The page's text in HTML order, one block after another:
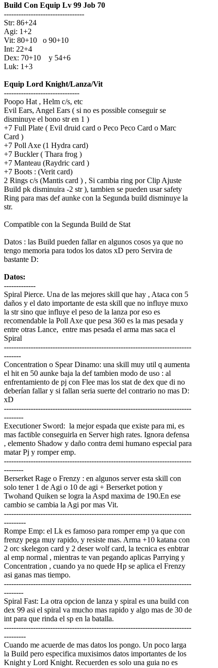
Build Con Equip Lv 99 Job 70
---------------------------------
Str: 86+24
Agi: 1+2
Vit: 80+10 o 90+10
Int: 22+4
Dex: 70+10 y 54+6
Luk: 1+3
Equip Lord Knight/Lanza/Vit
-------------------------------
Poopo Hat , Helm c/s, etc
Evil Ears, Angel Ears ( si no es possible conseguir se
disminuye el bono str en 1 )
+7 Full Plate ( Evil druid card o Peco Peco Card o Marc
Card )
+7 Poll Axe (1 Hydra card)
+7 Buckler ( Thara frog )
+7 Manteau (Raydric card )
+7 Boots : (Verit card)
2 Rings c/s (Mantis card ) , Si cambia ring por Clip Ajuste
Build pk disminuira -2 str ), tambien se pueden usar safety
Ring para mas def aunke con la Segunda build disminuye la
str.
Compatible con la Segunda Build de Stat
Datos : las Build pueden fallar en algunos cosos ya que no
tengo memoria para todos los datos xD pero Servira de
bastante D:
Datos:
-------------
Spiral Pierce. Una de las mejores skill que hay , Ataca con 5
daños y el dato importante de esta skill que no influye muxo
la str sino que influye el peso de la lanza por eso es
recomendable la Poll Axe que pesa 360 es la mas pesada y
entre otras Lance, entre mas pesada el arma mas saca el
Spiral
-----------------------------------------------------------------------------
-------
Concentration o Spear Dinamo: una skill muy util q aumenta
el hit en 50 aunke baja la def tambien modo de uso : al
enfrentamiento de pj con Flee mas los stat de dex que di no
deberían fallar y si fallan seria suerte del contrario no mas D:
xD
-----------------------------------------------------------------------------
--------
Executioner Sword: la mejor espada que existe para mi, es
mas factible conseguirla en Server high rates. Ignora defensa
, elemento Shadow y daño contra demi humano especial para
matar Pj y romper emp.
-----------------------------------------------------------------------------
--------
Berserket Rage o Frenzy : en algunos server esta skill con
solo tener 1 de Agi o 10 de agi + Berserket potion y
Twohand Quiken se logra la Aspd maxima de 190.En ese
cambio se cambia la Agi por mas Vit.
-----------------------------------------------------------------------------
---------
Rompe Emp: el Lk es famoso para romper emp ya que con
frenzy pega muy rapido, y resiste mas. Arma +10 katana con
2 orc skelegon card y 2 deser wolf card, la tecnica es enbtrar
al emp normal , mientras te van pegando aplicas Parrying y
Concentration , cuando ya no quede Hp se aplica el Frenzy
asi ganas mas tiempo.
-----------------------------------------------------------------------------
--------
Spiral Fast: La otra opcion de lanza y spiral es una build con
dex 99 asi el spiral va mucho mas rapido y algo mas de 30 de
int para que rinda el sp en la batalla.
-----------------------------------------------------------------------------
---------
Cuando me acuerde de mas datos los pongo. Un poco larga
la Build pero especifica muxisimos datos importantes de los
Knight y Lord Knight. Recuerden es solo una guia no es